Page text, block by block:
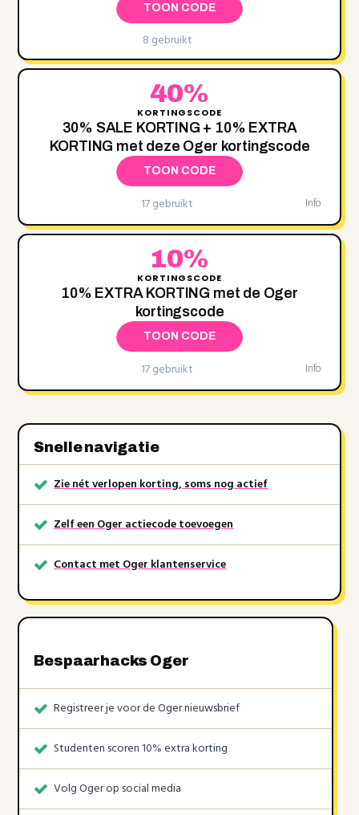
TOON CODE
8 gebruikt
40%
KORTINGSCODE
30% SALE KORTING + 10% EXTRA
KORTING met deze Oger kortingscode
TOON CODE
17 gebruikt Info
10%
KORTINGSCODE
10% EXTRA KORTING met de Oger
kortingscode
TOON CODE
17 gebruikt Info
Snelle navigatie
Zie nét verlopen korting, soms nog actief
Zelf een Oger actiecode toevoegen
Contact met Oger klantenservice
Bespaarhacks Oger
Registreer je voor de Oger nieuwsbrief
Studenten scoren 10% extra korting
Volg Oger op social media